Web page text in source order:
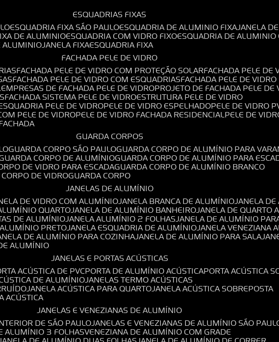
ESQUADRIAS FIXAS
ESQUADRIA FIXA SÃO PAULO ESQUADRIA DE ALUMINIO FIXA JANELA
DE ALUMINIO ESQUADRIA COM VIDRO FIXO ESQUADRIA DE
ALUMINIO JANELA FIXA ESQUADRIA FIXA
FACHADA PELE DE VIDRO
FACHADA PELE DE VIDRO COM PROTEÇÃO SOLAR FACHADA PELE
FACHADA PELE DE VIDRO COM ESQUADRIAS FACHADA PELE DE
EMPRESAS DE FACHADA PELE DE VIDRO PROJETO DE FACHADA PELE DE
FACHADA SISTEMA PELE DE VIDRO ESTRUTURA PELE DE VIDRO
ESQUADRIA PELE DE VIDRO PELE DE VIDRO ESPELHADO PELE DE VIDRO
PELE DE VIDRO PELE DE VIDRO FACHADA RESIDENCIAL PELE DE
GUARDA CORPOS
GUARDA CORPO SÃO PAULO GUARDA CORPO DE ALUMÍNIO PARA
GUARDA CORPO DE ALUMÍNIO GUARDA CORPO DE ALUMÍNIO PARA
DE VIDRO PARA ESCADA GUARDA CORPO DE ALUMÍNIO BRANCO
CORPO DE VIDRO GUARDA CORPO
JANELAS DE ALUMÍNIO
DE VIDRO COM ALUMÍNIO JANELA BRANCA DE ALUMÍNIO JANELA
QUARTO JANELA DE ALUMÍNIO BANHEIRO JANELA DE QUARTO
DE ALUMÍNIO JANELA ALUMÍNIO 2 FOLHAS JANELA DE ALUMÍNIO
PRETO JANELA ESQUADRIA DE ALUMÍNIO JANELA VENEZIANA
DE ALUMÍNIO PARA COZINHA JANELA DE ALUMÍNIO PARA SALA
ALUMÍNIO
JANELAS E PORTAS ACÚSTICAS
ACÚSTICA DE PVC PORTA DE ALUMÍNIO ACÚSTICA PORTA ACÚSTICA
DE ALUMÍNIO JANELAS TERMO ACÚSTICAS
JANELA ACÚSTICA PARA QUARTO JANELA ACÚSTICA SOBREPOSTA
ACÚSTICA
JANELAS E VENEZIANAS DE ALUMÍNIO
DE SÃO PAULO JANELAS E VENEZIANAS DE ALUMÍNIO SÃO
ALUMÍNIO 3 FOLHAS VENEZIANA DE ALUMÍNIO COM GRADE